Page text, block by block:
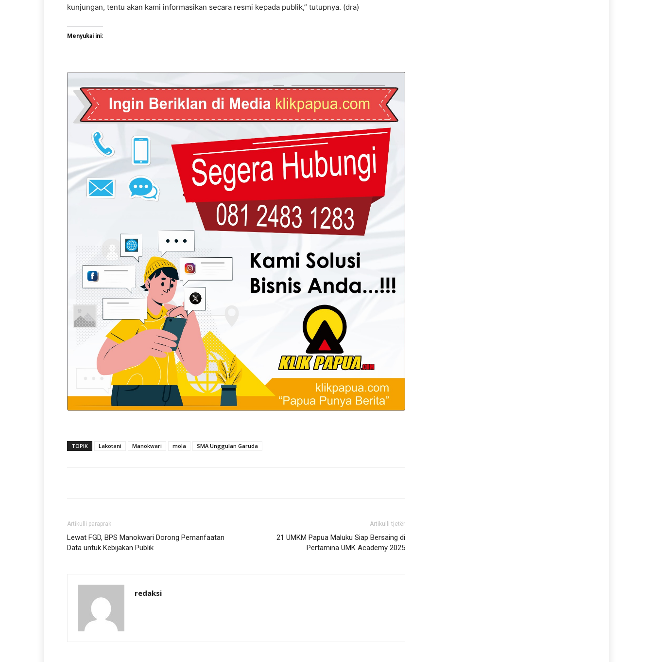
kunjungan, tentu akan kami informasikan secara resmi kepada publik,” tutupnya. (dra)
Menyukai ini:
TOPIK Lakotani Manokwari mola SMA Unggulan Garuda
Artikulli paraprak
Lewat FGD, BPS Manokwari Dorong Pemanfaatan
Data untuk Kebijakan Publik
Artikulli tjetër
21 UMKM Papua Maluku Siap Bersaing di
Pertamina UMK Academy 2025
redaksi